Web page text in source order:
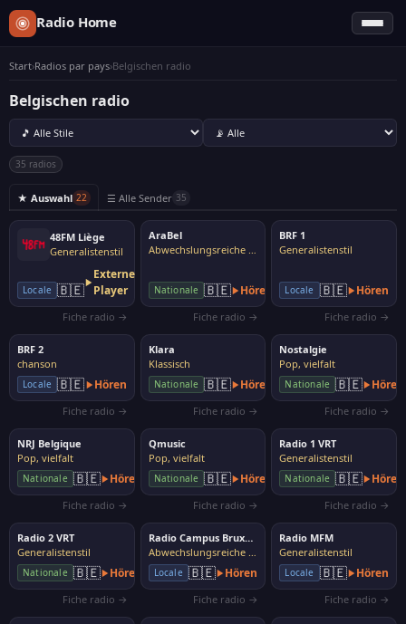
Radio Home
Start›Radios par pays›Belgischen radio
Belgischen radio
35 radios
★ Auswahl 22 ☰ Alle Sender 35
48FM Liège
Generalistenstil
Locale 🇧🇪
Externer
Player
Fiche radio →
AraBel
Abwechslungsreiche Musik
Nationale 🇧🇪 Hören
Fiche radio →
BRF 1
Generalistenstil
Locale 🇧🇪 Hören
Fiche radio →
BRF 2
chanson
Locale 🇧🇪 Hören
Fiche radio →
Klara
Klassisch
Nationale 🇧🇪 Hören
Fiche radio →
Nostalgie
Pop, vielfalt
Nationale 🇧🇪 Hören
Fiche radio →
NRJ Belgique
Pop, vielfalt
Nationale 🇧🇪 Hören
Fiche radio →
Qmusic
Pop, vielfalt
Nationale 🇧🇪 Hören
Fiche radio →
Radio 1 VRT
Generalistenstil
Nationale 🇧🇪 Hören
Fiche radio →
Radio 2 VRT
Generalistenstil
Nationale 🇧🇪 Hören
Fiche radio →
Radio Campus Bruxelles
Abwechslungsreiche Musik
Locale 🇧🇪 Hören
Fiche radio →
Radio MFM
Generalistenstil
Locale 🇧🇪 Hören
Fiche radio →